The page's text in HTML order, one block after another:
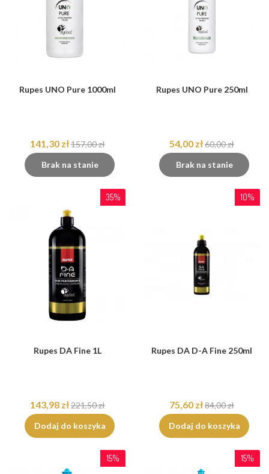
Rupes UNO Pure 1000ml
141,30 zł157,00 zł
Brak na stanie
Rupes UNO Pure 250ml
54,00 zł60,00 zł
Brak na stanie
35%
Rupes DA Fine 1L
143,98 zł221,50 zł
Dodaj do koszyka
10%
Rupes DA D-A Fine 250ml
75,60 zł84,00 zł
Dodaj do koszyka
15% 15%